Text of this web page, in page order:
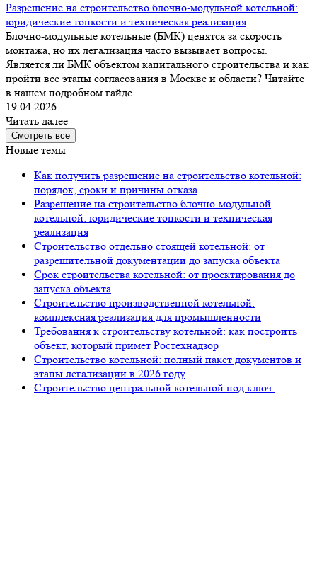
Разрешение на строительство блочно-модульной котельной:
юридические тонкости и техническая реализация
Блочно-модульные котельные (БМК) ценятся за скорость
монтажа, но их легализация часто вызывает вопросы.
Является ли БМК объектом капитального строительства и как
пройти все этапы согласования в Москве и области? Читайте
в нашем подробном гайде.
19.04.2026
Читать далее
Смотреть все
Новые темы
Как получить разрешение на строительство котельной:
порядок, сроки и причины отказа
Разрешение на строительство блочно-модульной
котельной: юридические тонкости и техническая
реализация
Строительство отдельно стоящей котельной: от
разрешительной документации до запуска объекта
Срок строительства котельной: от проектирования до
запуска объекта
Строительство производственной котельной:
комплексная реализация для промышленности
Требования к строительству котельной: как построить
объект, который примет Ростехнадзор
Строительство котельной: полный пакет документов и
этапы легализации в 2026 году
Строительство центральной котельной под ключ: